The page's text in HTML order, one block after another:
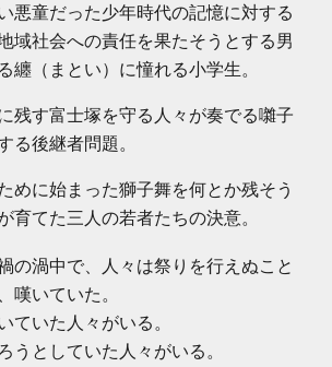
悪童だった少年時代の記憶に対する
域社会への責任を果たそうとする男
纏（まとい）に憧れる小学生。
残す富士塚を守る人々が奏でる囃子
る後継者問題。
めに始まった獅子舞を何とか残そう
育てた三人の若者たちの決意。
の渦中で、人々は祭りを行えぬこと
嘆いていた。
ていた人々がいる。
うとしていた人々がいる。